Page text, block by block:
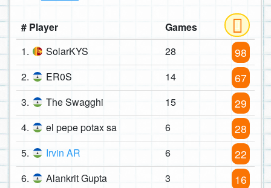
# Player
Games
1.
SolarKYS 28 98
2. ER0S 14 67
3. The Swagghi 15 29
4. el pepe potax sa 6 28
5. Irvin AR 6 22
6. Alankrit Gupta 3 16